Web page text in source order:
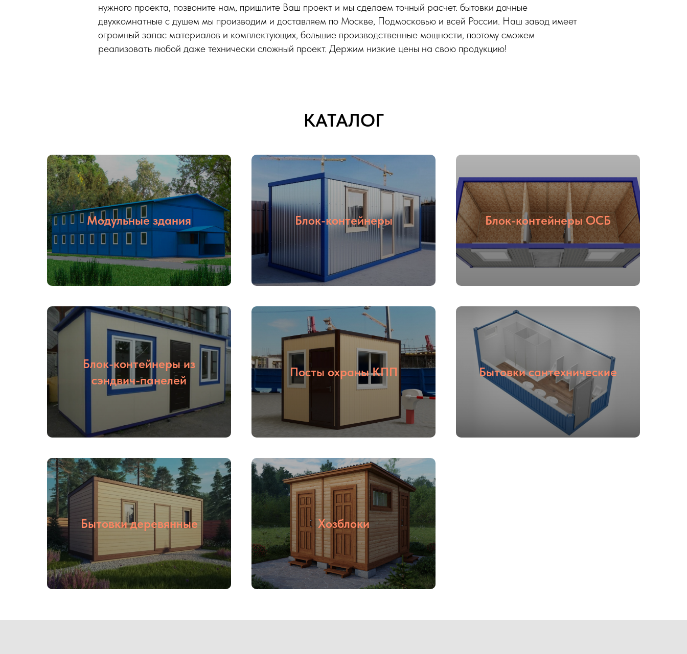
нужного проекта, позвоните нам, пришлите Ваш проект и мы сделаем точный расчет. бытовки дачные
двухкомнатные с душем мы производим и доставляем по Москве, Подмосковью и всей России. Наш завод имеет
огромный запас материалов и комплектующих, большие производственные мощности, поэтому сможем
реализовать любой даже технически сложный проект. Держим низкие цены на свою продукцию!
КАТАЛОГ
Модульные здания Блок-контейнеры Блок-контейнеры ОСБ
Блок-контейнеры из
сэндвич-панелей
Посты охраны КПП Бытовки сантехнические
Бытовки деревянные Хозблоки
01
Опыт более
02
Собственное
03
С НДС и без
04
Прямые